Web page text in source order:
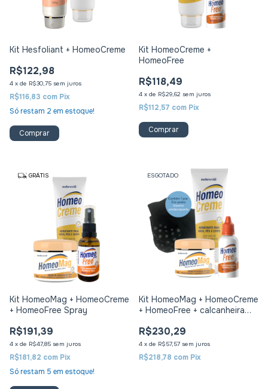
Kit Hesfoliant + HomeoCreme
R$122,98
4 x de R$30,75 sem juros
R$116,83 com Pix
Só restam 2 em estoque!
Kit HomeoCreme +
HomeoFree
R$118,49
4 x de R$29,62 sem juros
R$112,57 com Pix
GRÁTIS
Kit HomeoMag + HomeoCreme
+ HomeoFree Spray
R$191,39
4 x de R$47,85 sem juros
R$181,82 com Pix
Só restam 5 em estoque!
ESGOTADO
Kit HomeoMag + HomeoCreme
+ HomeoFree + calcanheira
(cor preta)
R$230,29
4 x de R$57,57 sem juros
R$218,78 com Pix